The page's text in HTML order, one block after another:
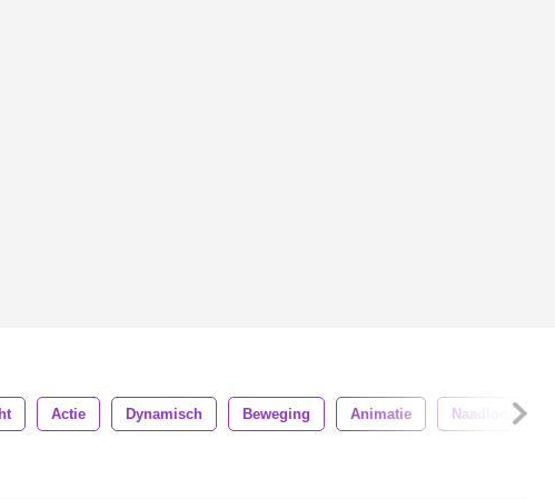
Actie Dynamisch Beweging Animatie Naadloos